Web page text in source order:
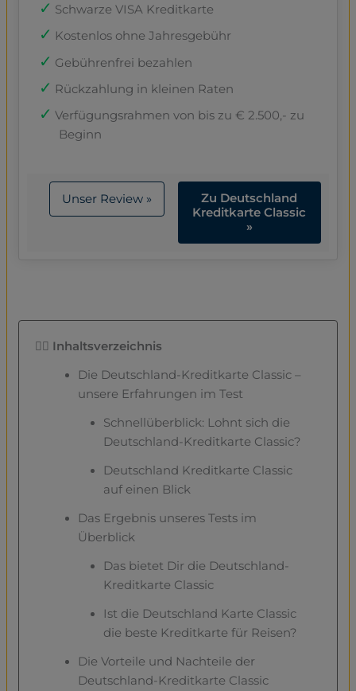
Schwarze VISA Kreditkarte
Kostenlos ohne Jahresgebühr
Gebührenfrei bezahlen
Rückzahlung in kleinen Raten
Verfügungsrahmen von bis zu € 2.500,- zu
Beginn
Unser Review »
Zu Deutschland
Kreditkarte Classic
»
👇🏼 Inhaltsverzeichnis
Die Deutschland-Kreditkarte Classic –
unsere Erfahrungen im Test
Schnellüberblick: Lohnt sich die
Deutschland-Kreditkarte Classic?
Deutschland Kreditkarte Classic
auf einen Blick
Das Ergebnis unseres Tests im
Überblick
Das bietet Dir die Deutschland-
Kreditkarte Classic
Ist die Deutschland Karte Classic
die beste Kreditkarte für Reisen?
Die Vorteile und Nachteile der
Deutschland-Kreditkarte Classic